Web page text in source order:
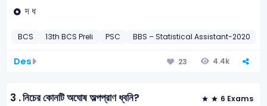
দ ধ
BCS 13th BCS Preli PSC BBS – Statistical Assistant-2020
Des 23 4.4k
3 .নিচের কোনটি অঘোষ অল্পপ্রাণ ধ্বনি? 6 Exams